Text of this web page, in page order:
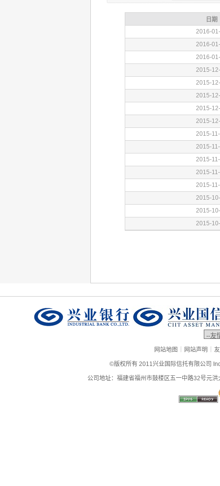
网站地图 | 网站声明 |
©版权所有 2011兴业国际信托有限公司
公司地址：福建省福州市鼓楼区五一中路32号元